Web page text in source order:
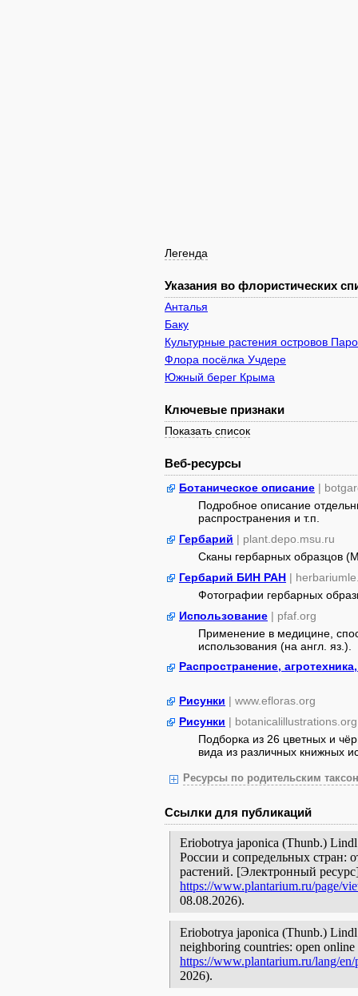
Легенда
Указания во флористических
Анталья
Баку
Культурные растения островов
Флора посёлка Учдере
Южный берег Крыма
Ключевые признаки
Показать список
Веб-ресурсы
Ботаническое описание |
Подробное описание
распространения и т.п.
Гербарий | plant.depo.msu.ru
Сканы гербарных образцов
Гербарий БИН РАН |
Фотографии гербарных
Использование | pfaf.org
Применение в медицине,
использования (на англ. яз.).
Распространение,
Рисунки | www.efloras.org
Рисунки | botanicalillustrations.org
Подборка из 26 цветных и
вида из различных книжных
Ресурсы по родительским
Ссылки для публикаций
Eriobotrya japonica (Thunb.)
России и сопредельных стран:
растений. [Электронный
https://www.plantarium.ru/page/
08.08.2026).
Eriobotrya japonica (Thunb.)
neighboring countries: open
https://www.plantarium.ru/lang/
2026).